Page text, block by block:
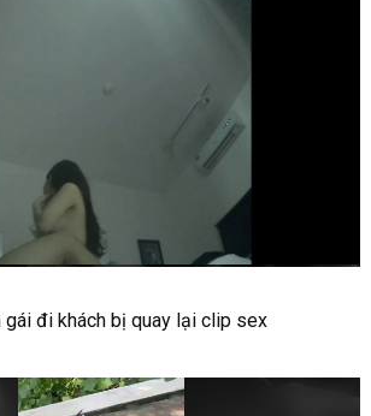
gái đi khách bị quay lại clip sex